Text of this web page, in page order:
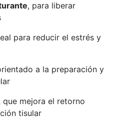
, para liberar
para reducir el estrés y
a la preparación y
que mejora el retorno
tisular